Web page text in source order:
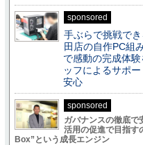
sponsored
手ぶらで挑戦で
田店の自作PC組
で感動の完成体
ッフによるサポ
安心
sponsored
ガバナンスの徹底で
活用の促進で目指す
Box”という成長エンジン